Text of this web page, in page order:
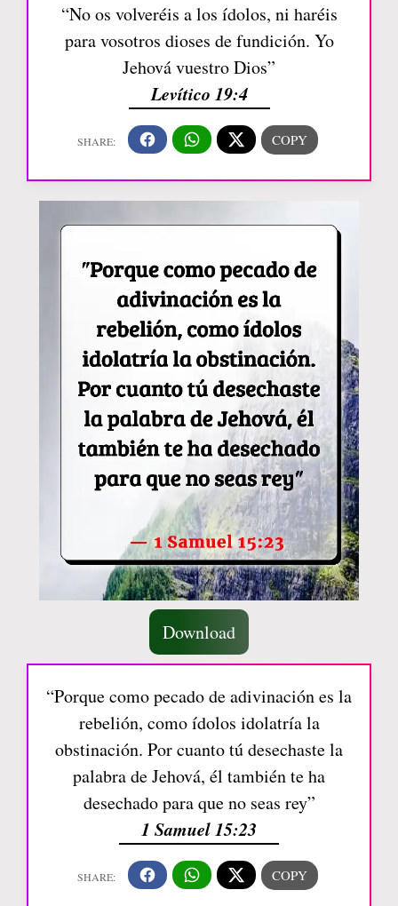
“No os volveréis a los ídolos, ni haréis
para vosotros dioses de fundición. Yo
Jehová vuestro Dios”
Levítico 19:4
Download
“Porque como pecado de adivinación es la
rebelión, como ídolos idolatría la
obstinación. Por cuanto tú desechaste la
palabra de Jehová, él también te ha
desechado para que no seas rey”
1 Samuel 15:23